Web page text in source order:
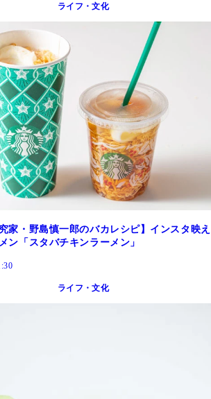
ライフ・文化
家・野島慎一郎のバカレシピ】インスタ映え
ン「スタバチキンラーメン」
ライフ・文化